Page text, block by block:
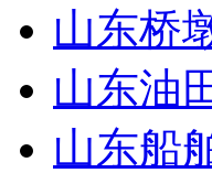
山东桥
山东油
山东船